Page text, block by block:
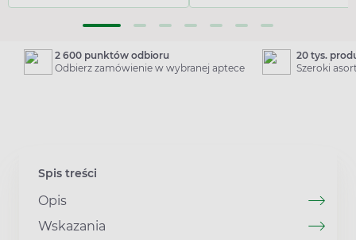
2 600 punktów odbioru
Odbierz zamówienie w wybranej aptece
20 tys.
Szeroki
Spis treści
Opis
Wskazania